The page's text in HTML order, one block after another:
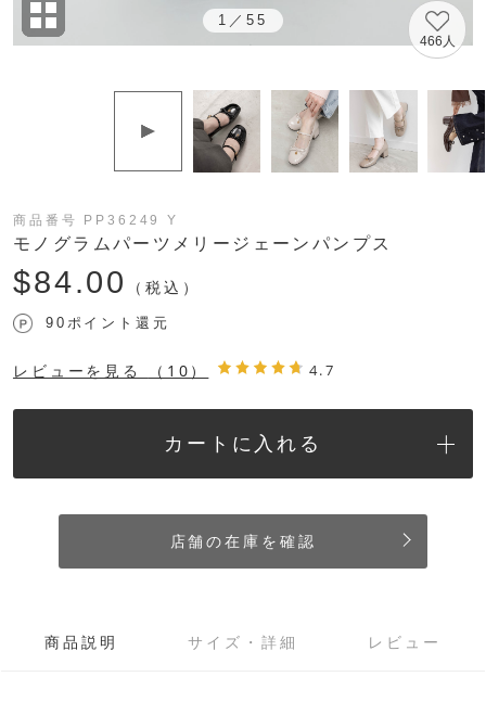
1 ／ 55
466人
商品番号 PP36249 Y
モノグラムパーツメリージェーンパンプス
$‌84.00 （税込）
90ポイント還元
レビューを見る （10） 4.7
カートに入れる
店舗の在庫を確認
商品説明 サイズ・詳細 レビュー